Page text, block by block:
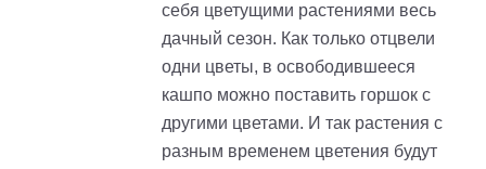
себя цветущими растениями весь
дачный сезон. Как только отцвели
одни цветы, в освободившееся
кашпо можно поставить горшок с
другими цветами. И так растения с
разным временем цветения будут